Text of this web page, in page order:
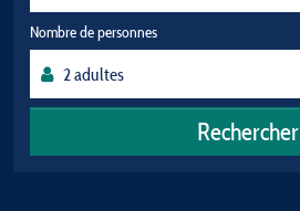
Nombre de personnes
Rechercher